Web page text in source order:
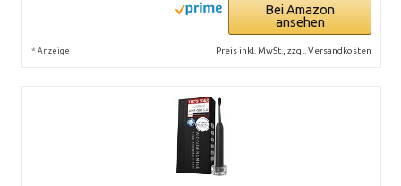
Bei Amazon
ansehen
* Anzeige Preis inkl. MwSt., zzgl. Versandkosten